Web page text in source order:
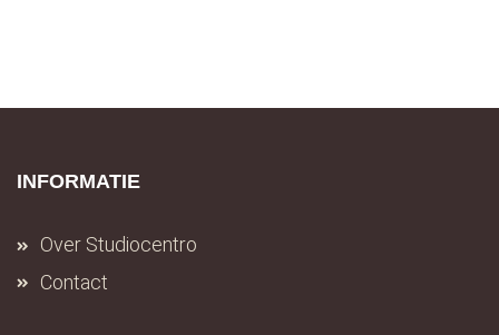
INFORMATIE
Over Studiocentro
Contact